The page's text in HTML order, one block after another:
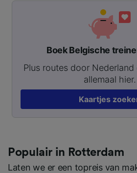
Boek Belgische
Plus routes door Nederland
allemaal hier.
Kaartjes
Populair in Rotterdam
Laten we er een topreis van